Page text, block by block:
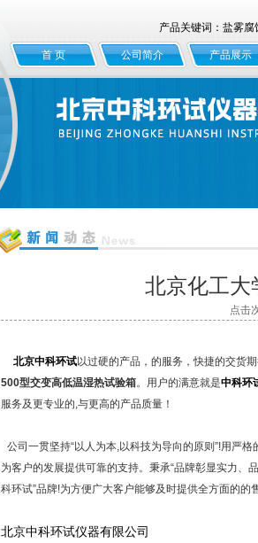
产品关键词：盐雾腐
首 页 公司简介 产品展示
北京化工大
点击
北京中科环试以过硬的产品，的服务，快捷的交货期
500型交变高低温湿热试验箱。用户的满意就是中科环
服务及更专业的,与更高的产品质量！
公司一贯坚持“以人为本,以科技为导向的原则”!用严
为客户的发展提供可靠的支持。秉承“品牌彰显实力、
科环试”品牌!为方便广大客户能够及时提供全方面的
北京中科环试仪器有限公司